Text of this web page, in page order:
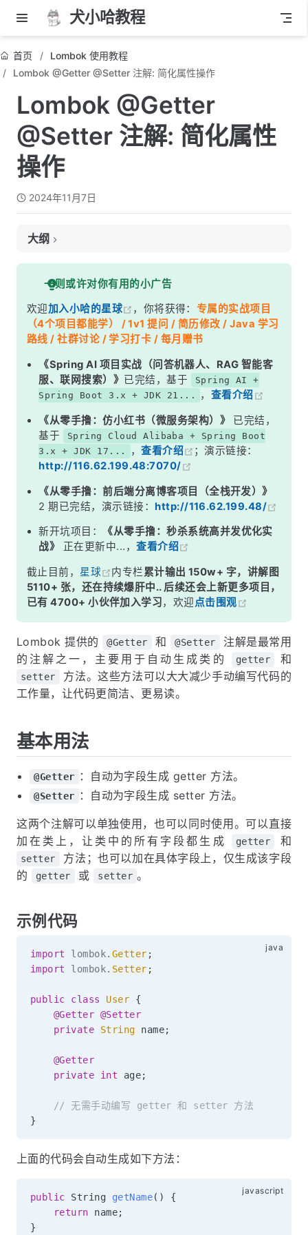
犬小哈教程
首页
Lombok 使用教程
Lombok @Getter @Setter 注解: 简化属性操作
Lombok @Getter
@Setter 注解: 简化属性
操作
2024年11月7日
大纲
基本用法
示例代码
类级别注解
控制访问级别
使用场景
总结
一则或许对你有用的小广告
欢迎加入小哈的星球 ，你将获得： 专属的实战项目
（4个项目都能学） / 1v1 提问 / 简历修改 / Java 学习
路线 / 社群讨论 / 学习打卡 / 每月赠书
《Spring AI 项目实战（问答机器人、RAG 智能客
服、联网搜索）》 已完结，基于
Spring AI +
Spring Boot 3.x + JDK 21...
， 查看介绍
《从零手撸：仿小红书（微服务架构）》
已完结，
基于
Spring Cloud Alibaba + Spring Boot
3.x + JDK 17...
，查看介绍
；演示链接：
http://116.62.199.48:7070/
《从零手撸：前后端分离博客项目（全栈开发）》
2 期已完结，演示链接：http://116.62.199.48/
新开坑项目：
《从零手撸：秒杀系统高并发优化实
战》
正在更新中...，查看介绍
截止目前， 星球 内专栏累计输出 150w+ 字，讲解图
5110+ 张，还在持续爆肝中.. 后续还会上新更多项目，
已有 4700+ 小伙伴加入学习，欢迎点击围观
Lombok 提供的 @Getter 和 @Setter
注解是最常用
的注解之一，主要用于自动生成类的
getter 和
setter
方法。这些方法可以大大减少手动编写代码的
工作量，让代码更简洁、更易读。
基本用法
@Getter ：自动为字段生成 getter 方法。
@Setter ：自动为字段生成 setter 方法。
这两个注解可以单独使用，也可以同时使用。可以直接
加在类上，让类中的所有字段都生成
getter 和
setter
方法；也可以加在具体字段上，仅生成该字段
的
getter 或 setter 。
示例代码
import lombok. Getter ;
import
lombok. Setter ;
public class User
{
@Getter @Setter
private
String name;
@Getter
private
int age;
// 无需手动编写 getter 和 setter 方法
}
上面的代码会自动生成如下方法：
public String getName( )
{
return name;
}